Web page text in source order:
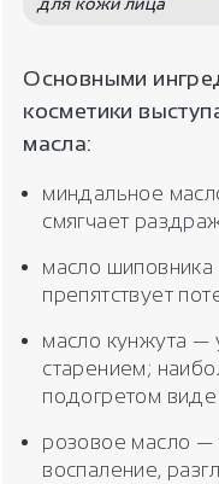
для кожи лица
Основными
косметики
масла:
миндальное
смягчает
масло
препятствует
масло кунжута —
старением;
подогретом виде
розовое масло —
воспаление,